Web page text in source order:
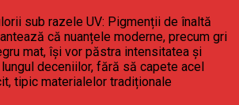
sub razele UV: Pigmenții de înaltă
că nuanțele moderne, precum gri
mat, își vor păstra intensitatea și
deceniilor, fără să capete acel
tipic materialelor tradiționale